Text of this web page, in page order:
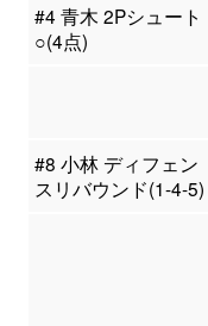
#4 青木 2Pシュート
○(4点)
#8 小林 ディフェン
スリバウンド(1-4-5)